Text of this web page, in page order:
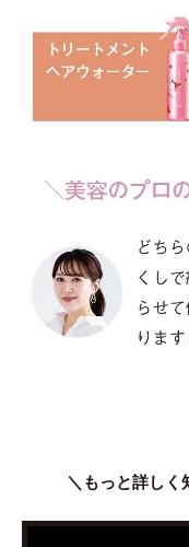
＼もっと詳しく